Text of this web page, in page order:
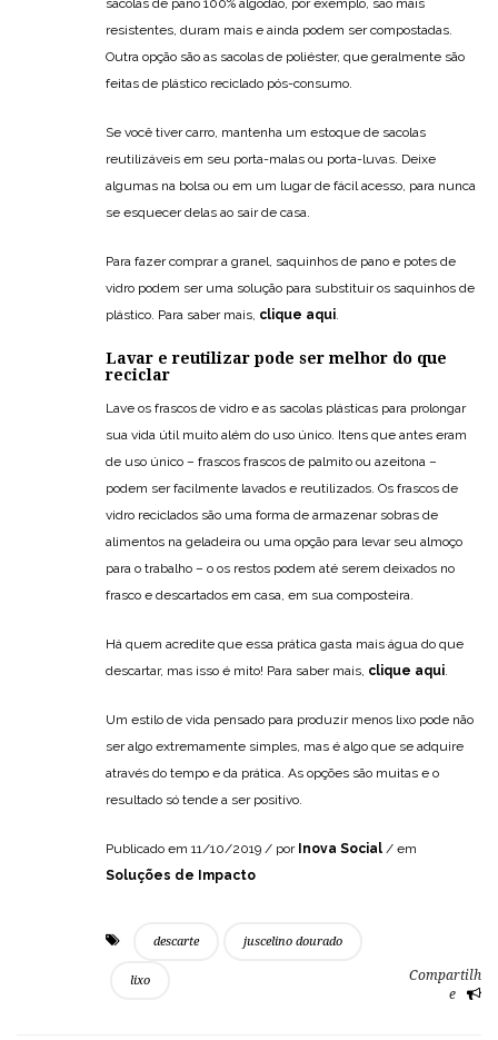
resistentes, duram mais e ainda podem ser compostadas.
Outra opção são as sacolas de poliéster, que geralmente são
feitas de plástico reciclado pós-consumo.
Se você tiver carro, mantenha um estoque de sacolas
reutilizáveis em seu porta-malas ou porta-luvas. Deixe
algumas na bolsa ou em um lugar de fácil acesso, para nunca
se esquecer delas ao sair de casa.
Para fazer comprar a granel, saquinhos de pano e potes de
vidro podem ser uma solução para substituir os saquinhos de
plástico. Para saber mais, clique aqui
Lavar e reutilizar pode ser melhor do que
reciclar
Lave os frascos de vidro e as sacolas plásticas para prolongar
sua vida útil muito além do uso único. Itens que antes eram
de uso único – frascos frascos de palmito ou azeitona –
podem ser facilmente lavados e reutilizados. Os frascos de
vidro reciclados são uma forma de armazenar sobras de
alimentos na geladeira ou uma opção para levar seu almoço
para o trabalho – o os restos podem até serem deixados no
frasco e descartados em casa, em sua composteira.
Há quem acredite que essa prática gasta mais água do que
descartar, mas isso é mito! Para saber mais, clique aqui
Um estilo de vida pensado para produzir menos lixo pode não
ser algo extremamente simples, mas é algo que se adquire
através do tempo e da prática. As opções são muitas e o
resultado só tende a ser positivo.
Publicado em 11/10/2019 / por Inova Social / em
Soluções de Impacto
descarte juscelino dourado
lixo
Compartilh
e